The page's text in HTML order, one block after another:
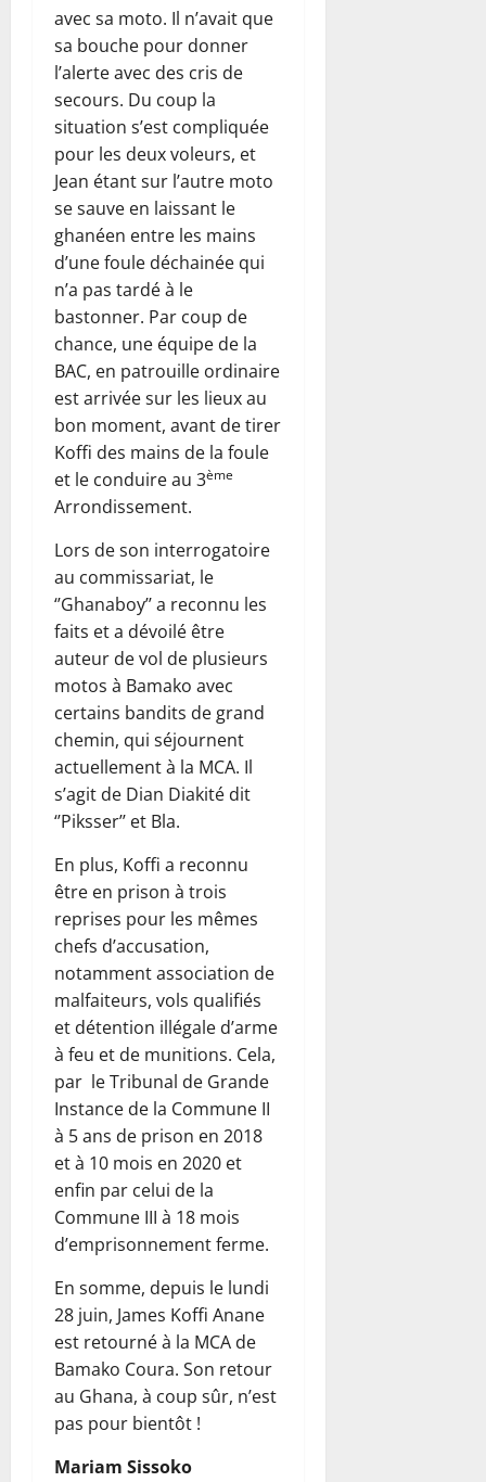
avec sa moto. Il n’avait que
sa bouche pour donner
l’alerte avec des cris de
secours. Du coup la
situation s’est compliquée
pour les deux voleurs, et
Jean étant sur l’autre moto
se sauve en laissant le
ghanéen entre les mains
d’une foule déchainée qui
n’a pas tardé à le
bastonner. Par coup de
chance, une équipe de la
BAC, en patrouille ordinaire
est arrivée sur les lieux au
bon moment, avant de tirer
Koffi des mains de la foule
et le conduire au 3ème
Arrondissement.
Lors de son interrogatoire
au commissariat, le
‘’Ghanaboy’’ a reconnu les
faits et a dévoilé être
auteur de vol de plusieurs
motos à Bamako avec
certains bandits de grand
chemin, qui séjournent
actuellement à la MCA. Il
s’agit de Dian Diakité dit
‘’Piksser’’ et Bla.
En plus, Koffi a reconnu
être en prison à trois
reprises pour les mêmes
chefs d’accusation,
notamment association de
malfaiteurs, vols qualifiés
et détention illégale d’arme
à feu et de munitions. Cela,
par le Tribunal de Grande
Instance de la Commune II
à 5 ans de prison en 2018
et à 10 mois en 2020 et
enfin par celui de la
Commune III à 18 mois
d’emprisonnement ferme.
En somme, depuis le lundi
28 juin, James Koffi Anane
est retourné à la MCA de
Bamako Coura. Son retour
au Ghana, à coup sûr, n’est
pas pour bientôt !
Mariam Sissoko